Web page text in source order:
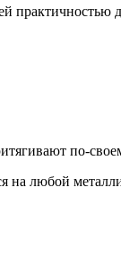
по-
на любой